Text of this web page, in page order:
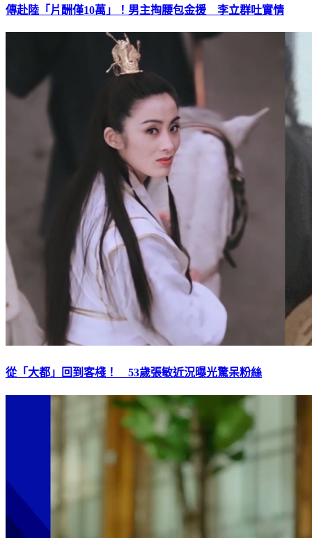
傳赴陸「片酬僅10萬」！男主掏腰包金援 李立群吐實情
從「大都」回到客棧！ 53歲張敏近況曝光驚呆粉絲